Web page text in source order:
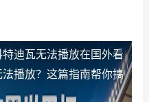
迪瓦无法播放在国外看
播放？这篇指南帮你搞